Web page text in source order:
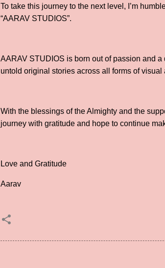
To take this journey to the next level, I’m
“AARAV STUDIOS”.
AARAV STUDIOS is born out of passion and
untold original stories across all forms of visual
With the blessings of the Almighty and the
journey with gratitude and hope to continue
Love and Gratitude
Aarav